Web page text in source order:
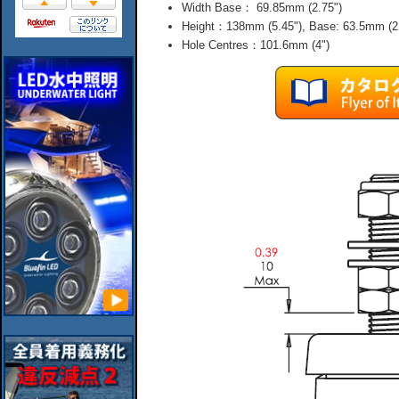
Width Base： 69.85mm (2.75")
Height：138mm (5.45"), Base: 63.5mm
Hole Centres：101.6mm (4")